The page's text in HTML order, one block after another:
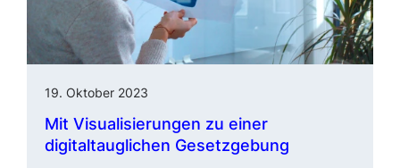
19. Oktober 2023
Mit Visualisierungen zu einer
digitaltauglichen Gesetzgebung